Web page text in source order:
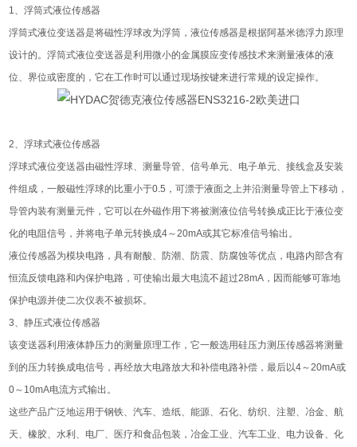
1、浮筒式液位传感器
浮筒式液位变送器是将磁性浮球改为浮筒，液位传感器是根据阿基米德浮力原理
设计的。浮筒式液位变送器是利用微小的金属膜应变传感技术来测量液体的液
位、界位或密度的，它在工作时可以通过现场按键来进行常规的设定操作。
2、浮球式液位传感器
浮球式液位变送器由磁性浮球、测量导管、信号单元、电子单元、接线盒及安装
件组成，一般磁性浮球的比重小于0.5，可漂于液面之上并沿测量导管上下移动，
导管内装有测量元件，它可以在外磁作用下将被测液位信号转换成正比于液位变
化的电阻信号，并将电子单元转换成4～20mA或其它标准信号输出。
液位传感器为模块电路，具有耐酸、防潮、防震、防腐蚀等优点，电路内部含有
恒流反馈电路和内保护电路，可使输出最大电流不超过28mA，因而能够可靠地
保护电源并使二次仪表不被损坏。
3、静压式液位传感器
该变送器利用液体静压力的测量原理工作，它一般选用硅压力测压传感器将测量
到的压力转换成电信号，再经放大电路放大和补偿电路补偿，最后以4～20mA或
0～10mA电流方式输出。
这些产品广泛地运用于钢铁、汽车、造纸、能源、石化、纺织、注塑、冶金、航
天、橡胶、水利、电厂、医疗和食品包装，冶金工业、汽车工业、电力设备、化